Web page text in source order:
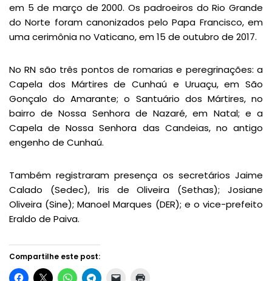
em 5 de março de 2000. Os padroeiros do Rio Grande
do Norte foram canonizados pelo Papa Francisco, em
uma cerimônia no Vaticano, em 15 de outubro de 2017.
No RN são três pontos de romarias e peregrinações: a
Capela dos Mártires de Cunhaú e Uruaçu, em São
Gonçalo do Amarante; o Santuário dos Mártires, no
bairro de Nossa Senhora de Nazaré, em Natal; e a
Capela de Nossa Senhora das Candeias, no antigo
engenho de Cunhaú.
Também registraram presença os secretários Jaime
Calado (Sedec), Iris de Oliveira (Sethas); Josiane
Oliveira (Sine); Manoel Marques (DER); e o vice-prefeito
Eraldo de Paiva.
Compartilhe este post: